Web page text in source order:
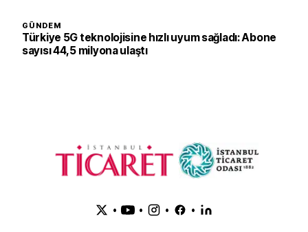
GÜNDEM
Türkiye 5G teknolojisine hızlı uyum sağladı: Abone
sayısı 44,5 milyona ulaştı
• • • •